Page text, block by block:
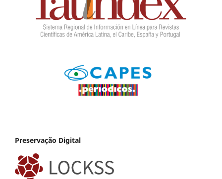
Preservação Digital